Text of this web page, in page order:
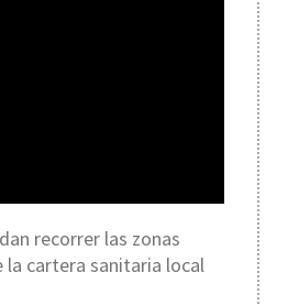
recorrer las zonas
la cartera sanitaria local